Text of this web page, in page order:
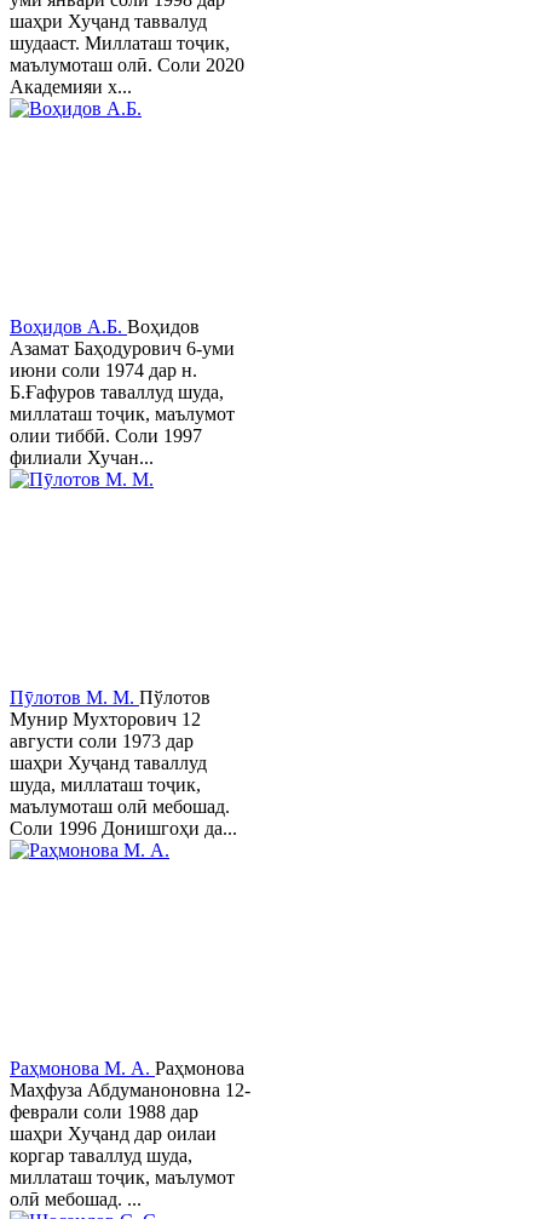
шаҳри Хуҷанд таввалуд
шудааст. Миллаташ тоҷик,
маълумоташ олӣ. Соли 2020
Академияи х...
Воҳидов А.Б. Воҳидов
Азамат Баҳодурович 6-уми
июни соли 1974 дар н.
Б.Ғафуров таваллуд шуда,
миллаташ тоҷик, маълумот
олии тиббӣ. Соли 1997
филиали Хучан...
Пӯлотов М. М. Пўлотов
Мунир Мухторович 12
августи соли 1973 дар
шаҳри Хуҷанд таваллуд
шуда, миллаташ тоҷик,
маълумоташ олӣ мебошад.
Соли 1996 Донишгоҳи да...
Раҳмонова М. А. Раҳмонова
Маҳфуза Абдуманоновна 12-
феврали соли 1988 дар
шаҳри Хуҷанд дар оилаи
коргар таваллуд шуда,
миллаташ тоҷик, маълумот
олӣ мебошад. ...